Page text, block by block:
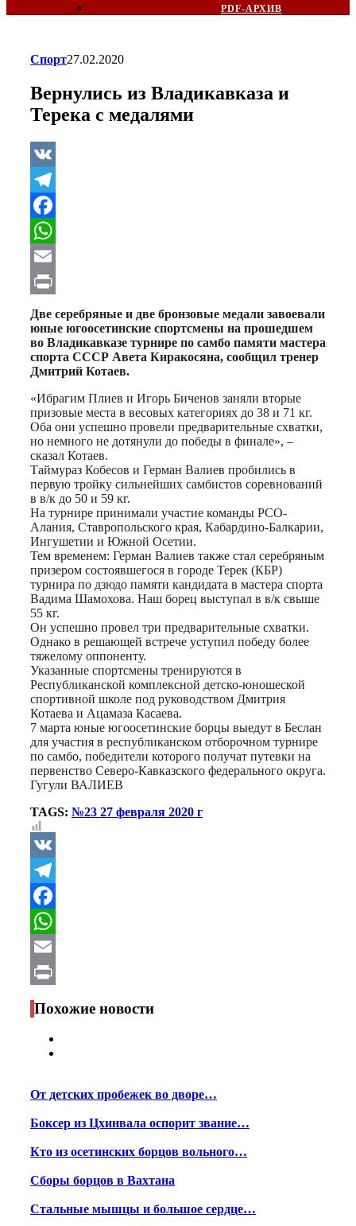
PDF-АРХИВ
Спорт27.02.2020
Вернулись из Владикавказа и
Терека с медалями
VK
Telegram
Facebook
WhatsApp
Email
Print
Две серебряные и две бронзовые медали завоевали
юные югоосетинские спортсмены на прошедшем
во Владикавказе турнире по самбо памяти мастера
спорта СССР Авета Киракосяна, сообщил тренер
Дмитрий Котаев.
«Ибрагим Плиев и Игорь Биченов заняли вторые
призовые места в весовых категориях до 38 и 71 кг.
Оба они успешно провели предварительные схватки,
но немного не дотянули до победы в финале», –
сказал Котаев.
Таймураз Кобесов и Герман Валиев пробились в
первую тройку сильнейших самбистов соревнований
в в/к до 50 и 59 кг.
На турнире принимали участие команды РСО-
Алания, Ставропольского края, Кабардино-Балкарии,
Ингушетии и Южной Осетии.
Тем временем: Герман Валиев также стал серебряным
призером состоявшегося в городе Терек (КБР)
турнира по дзюдо памяти кандидата в мастера спорта
Вадима Шамохова. Наш борец выступал в в/к свыше
55 кг.
Он успешно провел три предварительные схватки.
Однако в решающей встрече уступил победу более
тяжелому оппоненту.
Указанные спортсмены тренируются в
Республиканской комплексной детско-юношеской
спортивной школе под руководством Дмитрия
Котаева и Ацамаза Касаева.
7 марта юные югоосетинские борцы выедут в Беслан
для участия в республиканском отборочном турнире
по самбо, победители которого получат путевки на
первенство Северо-Кавказского федерального округа.
Гугули ВАЛИЕВ
TAGS: №23 27 февраля 2020 г
VK
Telegram
Facebook
WhatsApp
Email
Print
Похожие новости
От детских пробежек во дворе…
Боксер из Цхинвала оспорит звание…
Кто из осетинских борцов вольного…
Сборы борцов в Вахтана
Стальные мышцы и большое сердце…